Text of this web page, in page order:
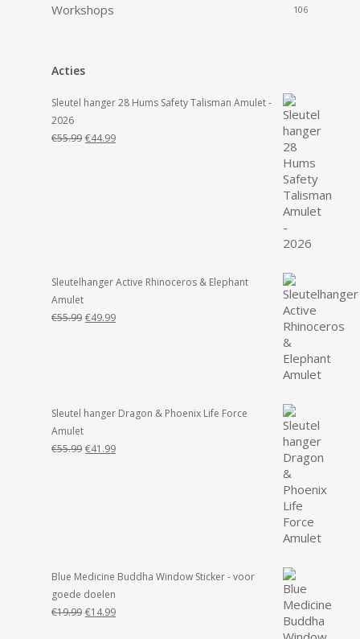
Workshops 106
Acties
Sleutel hanger 28 Hums Safety Talisman Amulet -
2026
€55.99 Oorspronkelijke
€44.99Huidige
Sleutelhanger Active Rhinoceros & Elephant
Amulet
€55.99 Oorspronkelijke
€49.99Huidige
Sleutel hanger Dragon & Phoenix Life Force
Amulet
€55.99 Oorspronkelijke
€41.99Huidige
Blue Medicine Buddha Window Sticker - voor
goede doelen
€19.99 Oorspronkelijke
€14.99Huidige